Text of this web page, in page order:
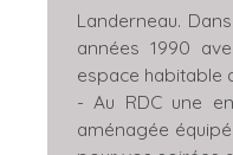
Landerneau.
années 1990
espace habitable
- Au RDC une
aménagée